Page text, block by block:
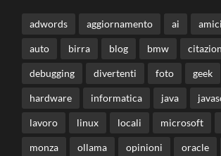
adwords aggiornamento ai amici
auto birra blog bmw
debugging divertenti foto geek
hardware informatica java
lavoro linux locali microsoft
monza ollama opinioni oracle